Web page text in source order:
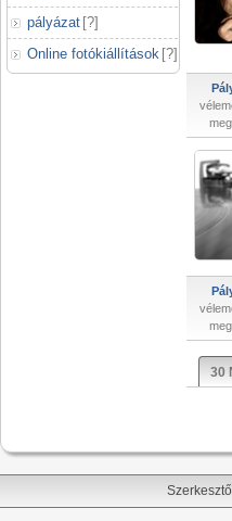
pályázat [?]
Online fotókiállítások [?]
30